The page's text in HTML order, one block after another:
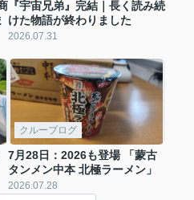
『宇宙兄弟』完結｜長く読み続
けた物語が終わりました
2026.07.31
クルーブログ
7月28日：2026も登場 「蒙古
タンメン中本 北極ラーメン」
2026.07.28